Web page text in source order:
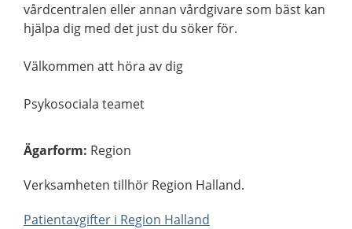
vårdcentralen eller annan vårdgivare som bäst kan
hjälpa dig med det just du söker för.
Välkommen att höra av dig
Psykosociala teamet
Ägarform: Region
Verksamheten tillhör Region Halland.
Patientavgifter i Region Halland